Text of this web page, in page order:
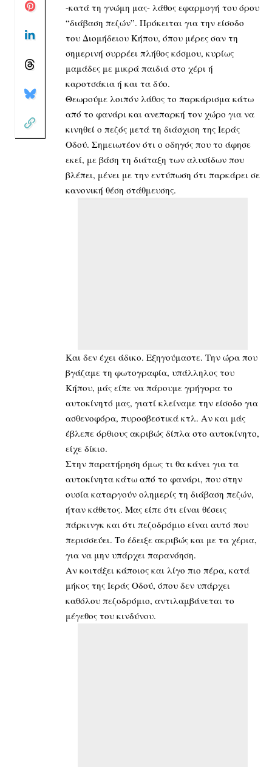
-κατά τη γνώμη μας- λάθος εφαρμογή του όρου
“διάβαση πεζών”. Πρόκειται για την είσοδο
του Διομήδειου Κήπου, όπου μέρες σαν τη
σημερινή συρρέει πλήθος κόσμου, κυρίως
μαμάδες με μικρά παιδιά στο χέρι ή
καροτσάκια ή και τα δύο.
Θεωρούμε λοιπόν λάθος το παρκάρισμα κάτω
από το φανάρι και ανεπαρκή τον χώρο για να
κινηθεί ο πεζός μετά τη διάσχιση της Ιεράς
Οδού. Σημειωτέον ότι ο οδηγός που το άφησε
εκεί, με βάση τη διάταξη των αλυσίδων που
βλέπει, μένει με την εντύπωση ότι παρκάρει σε
κανονική θέση στάθμευσης.
Και δεν έχει άδικο. Εξηγούμαστε. Την ώρα που
βγάζαμε τη φωτογραφία, υπάλληλος του
Κήπου, μάς είπε να πάρουμε γρήγορα το
αυτοκίνητό μας, γιατί κλείναμε την είσοδο για
ασθενοφόρα, πυροσβεστικά κτλ. Αν και μάς
έβλεπε όρθιους ακριβώς δίπλα στο αυτοκίνητο,
είχε δίκιο.
Στην παρατήρηση όμως τι θα κάνει για τα
αυτοκίνητα κάτω από το φανάρι, που στην
ουσία καταργούν ολημερίς τη διάβαση πεζών,
ήταν κάθετος. Μας είπε ότι είναι θέσεις
πάρκινγκ και ότι πεζοδρόμιο είναι αυτό που
περισσεύει. Το έδειξε ακριβώς και με τα χέρια,
για να μην υπάρχει παρανόηση.
Αν κοιτάξει κάποιος και λίγο πιο πέρα, κατά
μήκος της Ιεράς Οδού, όπου δεν υπάρχει
καθόλου πεζοδρόμιο, αντιλαμβάνεται το
μέγεθος του κινδύνου.